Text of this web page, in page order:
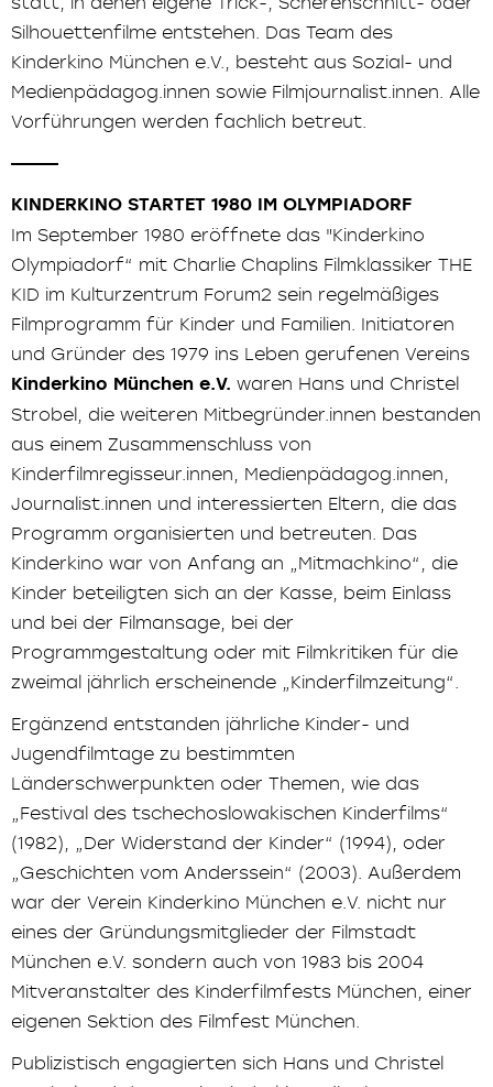
Silhouettenfilme entstehen. Das Team des
Kinderkino München e.V., besteht aus Sozial- und
Medienpädagog.innen sowie Filmjournalist.innen. Alle
Vorführungen werden fachlich betreut.
KINDERKINO STARTET 1980 IM OLYMPIADORF
Im September 1980 eröffnete das "Kinderkino
Olympiadorf“ mit Charlie Chaplins Filmklassiker THE
KID im Kulturzentrum Forum2 sein regelmäßiges
Filmprogramm für Kinder und Familien. Initiatoren
und Gründer des 1979 ins Leben gerufenen Vereins
Kinderkino München e.V. waren Hans und Christel
Strobel, die weiteren Mitbegründer.innen bestanden
aus einem Zusammenschluss von
Kinderfilmregisseur.innen, Medienpädagog.innen,
Journalist.innen und interessierten Eltern, die das
Programm organisierten und betreuten. Das
Kinderkino war von Anfang an „Mitmachkino“, die
Kinder beteiligten sich an der Kasse, beim Einlass
und bei der Filmansage, bei der
Programmgestaltung oder mit Filmkritiken für die
zweimal jährlich erscheinende „Kinderfilmzeitung“.
Ergänzend entstanden jährliche Kinder- und
Jugendfilmtage zu bestimmten
Länderschwerpunkten oder Themen, wie das
„Festival des tschechoslowakischen Kinderfilms“
(1982), „Der Widerstand der Kinder“ (1994), oder
„Geschichten vom Anderssein“ (2003). Außerdem
war der Verein Kinderkino München e.V. nicht nur
eines der Gründungsmitglieder der Filmstadt
München e.V. sondern auch von 1983 bis 2004
Mitveranstalter des Kinderfilmfests München, einer
eigenen Sektion des Filmfest München.
Publizistisch engagierten sich Hans und Christel